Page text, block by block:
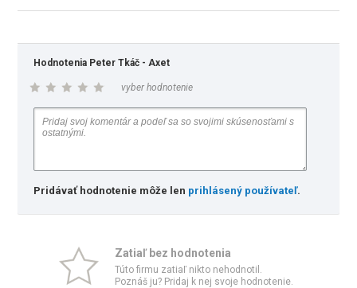
Hodnotenia Peter Tkáč - Axet
vyber hodnotenie
Pridávať hodnotenie môže len prihlásený používateľ.
Zatiaľ bez hodnotenia
Túto firmu zatiaľ nikto nehodnotil.
Poznáš ju? Pridaj k nej svoje hodnotenie.